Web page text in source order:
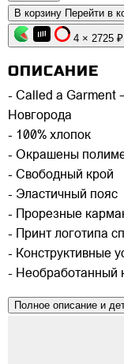
В корзину Перейти в
ОПИСАНИЕ
- Called a Garment
Новгорода
- 100% хлопок
- Окрашены
- Свободный крой
- Эластичный пояс
- Прорезные
- Принт логотипа
- Конструктивные
- Необработанный
Полное описание и